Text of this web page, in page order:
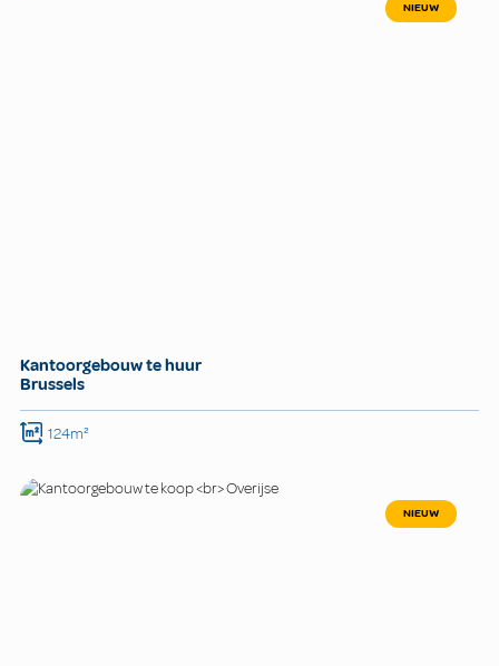
NIEUW
Kantoorgebouw te huur
Brussels
124m²
NIEUW